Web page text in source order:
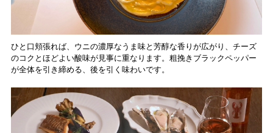
ひと口頬張れば、ウニの濃厚なうま味と芳醇な香りが広がり、チーズ
のコクとほどよい酸味が見事に重なります。粗挽きブラックペッパー
が全体を引き締める、後を引く味わいです。